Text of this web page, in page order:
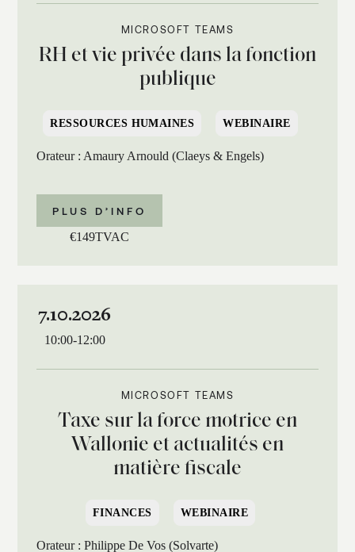
MICROSOFT TEAMS
RH et vie privée dans la fonction
publique
RESSOURCES HUMAINES WEBINAIRE
Orateur : Amaury Arnould (Claeys & Engels)
PLUS D’INFO
€149TVAC
7.10.2026
10:00-12:00
MICROSOFT TEAMS
Taxe sur la force motrice en
Wallonie et actualités en
matière fiscale
FINANCES WEBINAIRE
Orateur : Philippe De Vos (Solvarte)